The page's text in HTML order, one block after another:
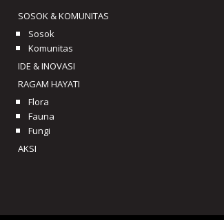
SOSOK & KOMUNITAS
Sosok
Komunitas
IDE & INOVASI
RAGAM HAYATI
Flora
Fauna
Fungi
AKSI